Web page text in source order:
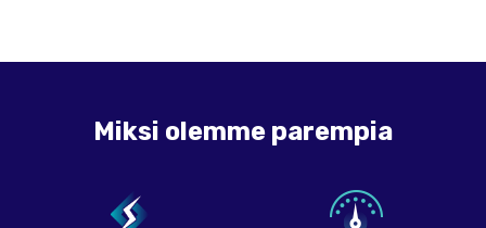
Miksi olemme parempia